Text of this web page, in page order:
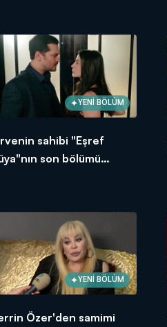
YENİ BÖLÜM
sahibi "Eşref
son bölümü
YENİ BÖLÜM
Özer'den samimi